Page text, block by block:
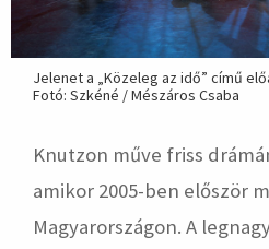
Jelenet a „Közeleg az idő” című
Fotó: Szkéné / Mészáros Csaba
Knutzon műve friss
amikor 2005-ben először
Magyarországon. A